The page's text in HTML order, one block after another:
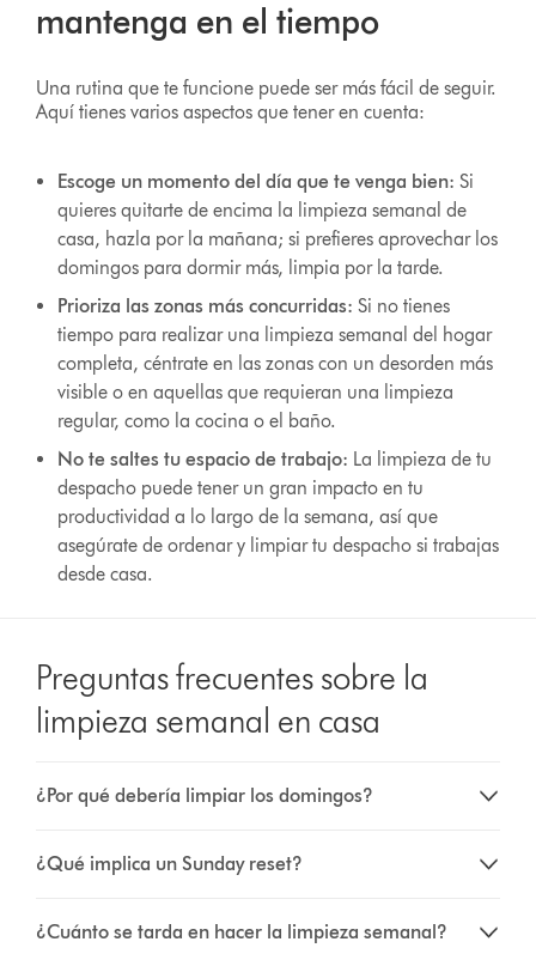
mantenga en el tiempo
Una rutina que te funcione puede ser más fácil de seguir.
Aquí tienes varios aspectos que tener en cuenta:
Escoge un momento del día que te venga bien: Si
quieres quitarte de encima la limpieza semanal de
casa, hazla por la mañana; si prefieres aprovechar los
domingos para dormir más, limpia por la tarde.
Prioriza las zonas más concurridas: Si no tienes
tiempo para realizar una limpieza semanal del hogar
completa, céntrate en las zonas con un desorden más
visible o en aquellas que requieran una limpieza
regular, como la cocina o el baño.
No te saltes tu espacio de trabajo: La limpieza de tu
despacho puede tener un gran impacto en tu
productividad a lo largo de la semana, así que
asegúrate de ordenar y limpiar tu despacho si trabajas
desde casa.
Preguntas frecuentes sobre la
limpieza semanal en casa
¿Por qué debería limpiar los domingos?
¿Qué implica un Sunday reset?
¿Cuánto se tarda en hacer la limpieza semanal?